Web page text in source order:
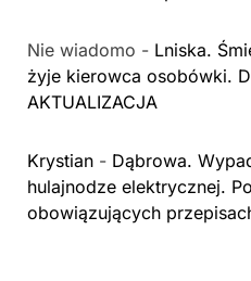
Nie wiadomo - Lniska.
żyje kierowca osobówki.
AKTUALIZACJA
Krystian - Dąbrowa.
hulajnodze elektrycznej.
obowiązujących